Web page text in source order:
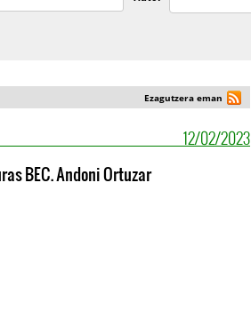
Ezagutzera eman
12/02/2023
BEC. Andoni Ortuzar